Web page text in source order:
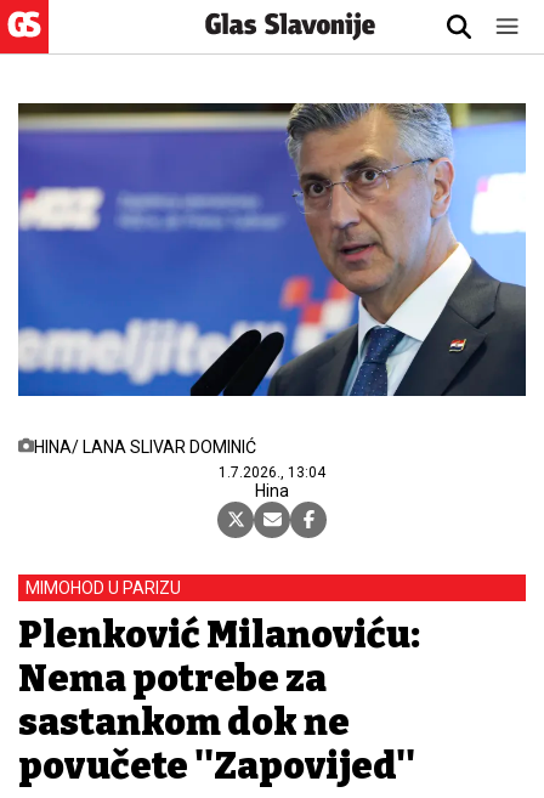
HINA/ LANA SLIVAR DOMINIĆ
1.7.2026., 13:04
Hina
MIMOHOD U PARIZU
Plenković Milanoviću:
Nema potrebe za
sastankom dok ne
povučete ''Zapovijed''